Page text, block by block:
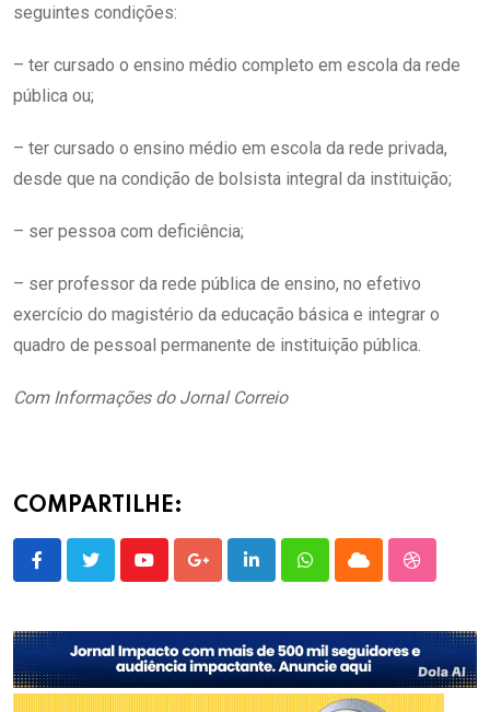
seguintes condições:
– ter cursado o ensino médio completo em escola da rede
pública ou;
– ter cursado o ensino médio em escola da rede privada,
desde que na condição de bolsista integral da instituição;
– ser pessoa com deficiência;
– ser professor da rede pública de ensino, no efetivo
exercício do magistério da educação básica e integrar o
quadro de pessoal permanente de instituição pública.
Com Informações do Jornal Correio
COMPARTILHE:
YoutubeGoogle+LinkedInWhatsappCloud